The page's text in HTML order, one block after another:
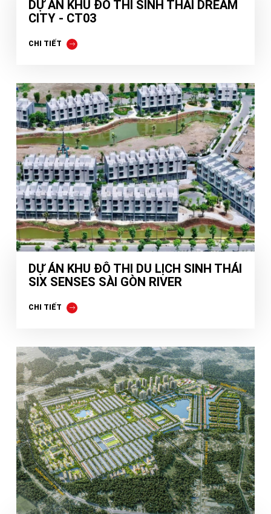
DỰ ÁN KHU ĐÔ THI SINH THÁI DREAM
CITY - CT03
CHI TIẾT
DỰ ÁN KHU ĐÔ THI DU LỊCH SINH THÁI
SIX SENSES SÀI GÒN RIVER
CHI TIẾT